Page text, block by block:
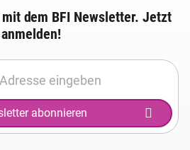
dem BFI Newsletter. Jetzt
anmelden!
abonnieren